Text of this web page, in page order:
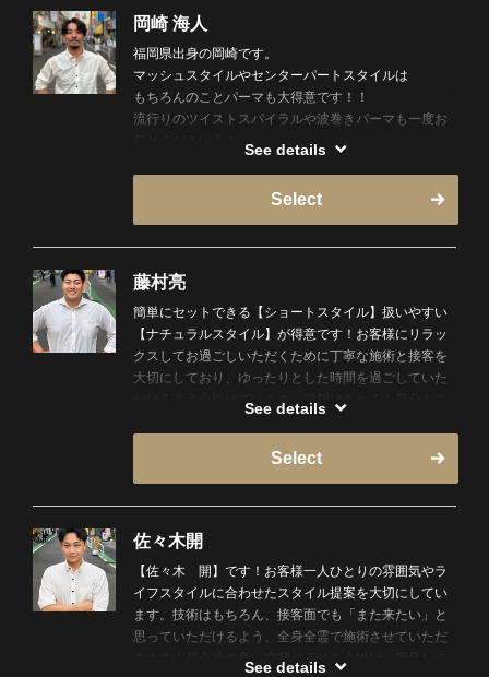
岡崎 海人
福岡県出身の岡崎です。
マッシュスタイルやセンターパートスタイルは
もちろんのことパーマも大得意です！！
流行りのツイストスパイラルや波巻きパーマも一度お
See details
Select
藤村亮
簡単にセットできる【ショートスタイル】扱いやすい
【ナチュラルスタイル】が得意です！お客様にリラッ
クスしてお過ごしいただくために丁寧な施術と接客を
大切にしており、ゆったりとした時間を過ごしていた
See details
Select
佐々木開
【佐々木 開】です！お客様一人ひとりの雰囲気やラ
イフスタイルに合わせたスタイル提案を大切にしてい
ます。技術はもちろん、接客面でも「また来たい」と
思っていただけるよう、全身全霊で施術させていただ
See details